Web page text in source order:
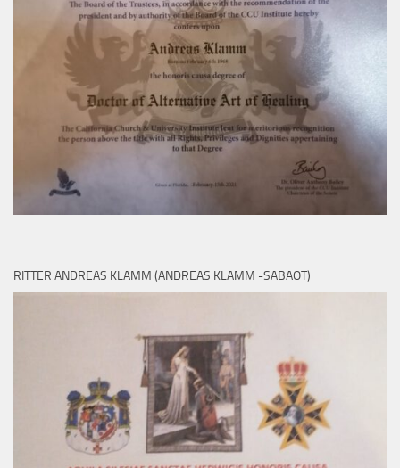
RITTER ANDREAS KLAMM (ANDREAS KLAMM -SABAOT)